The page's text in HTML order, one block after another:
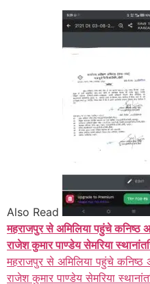
Also Read
महराजपुर से अमिलिया पहुंचे
राजेश कुमार पाण्डेय सेमरिया
महराजपुर से अमिलिया पहुंचे
राजेश कुमार पाण्डेय सेमरिया